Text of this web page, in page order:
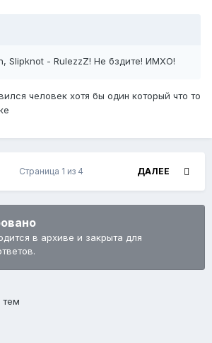
Slipknot - RulezzZ! Не бздите! ИМХО!
человек хотя бы один который что то
ДАЛЕЕ
Страница 1 из 4
в архиве и закрыта для
тем